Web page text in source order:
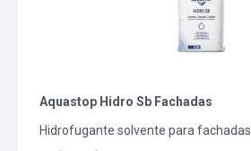
Aquastop Hidro Sb Fachadas
Hidrofugante solvente para fachadas